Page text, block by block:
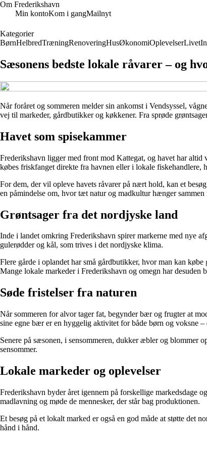
Om Frederikshavn
Min kontoKom i gangMailnyt
Kategorier
BørnHelbredTræningRenoveringHusØkonomiOplevelserLivet
Sæsonens bedste lokale råvarer – og
Når foråret og sommeren melder sin ankomst i Vendsyssel,
vej til markeder, gårdbutikker og køkkener. Fra sprøde
Havet som spisekammer
Frederikshavn ligger med front mod Kattegat, og havet har
købes friskfanget direkte fra havnen eller i lokale fiskehandlere,
For dem, der vil opleve havets råvarer på nært hold, kan et
en påmindelse om, hvor tæt natur og madkultur hænger sammen
Grøntsager fra det nordjyske land
Inde i landet omkring Frederikshavn spirer markerne med nye
gulerødder og kål, som trives i det nordjyske klima.
Flere gårde i oplandet har små gårdbutikker, hvor man kan
Mange lokale markeder i Frederikshavn og omegn har
Søde fristelser fra naturen
Når sommeren for alvor tager fat, begynder bær og frugter at
sine egne bær er en hyggelig aktivitet for både børn og voksne
Senere på sæsonen, i sensommeren, dukker æbler og blommer
sensommer.
Lokale markeder og oplevelser
Frederikshavn byder året igennem på forskellige markedsdage
madlavning og møde de mennesker, der står bag produktionen.
Et besøg på et lokalt marked er også en god måde at støtte det
hånd i hånd.